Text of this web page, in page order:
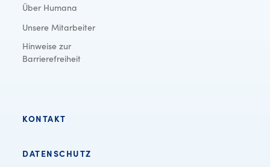
Über Humana
Unsere Mitarbeiter
Hinweise zur
Barrierefreiheit
KONTAKT
DATENSCHUTZ